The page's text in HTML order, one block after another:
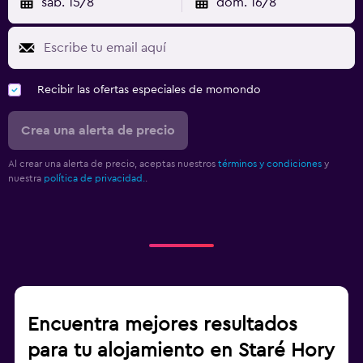
Recibir las ofertas especiales de momondo
Crea una alerta de precio
Al crear una alerta de precio, aceptas nuestros términos y condiciones y
nuestra política de privacidad.
Encuentra mejores resultados
para tu alojamiento en Staré Hory